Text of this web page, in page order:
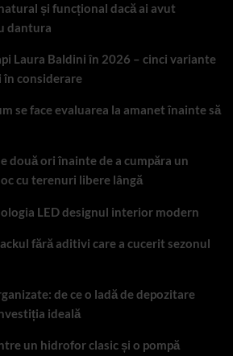
și funcțional dacă ai avut
dantura
Laura Baldini în 2026 – cinci variante
în considerare
se face evaluarea la amanet înainte să
două ori înainte de a cumpăra un
cu terenuri libere lângă
LED designul interior modern
fără aditivi care a cucerit sezonul
de ce o ladă de depozitare
ideală
un hidrofor clasic și o pompă